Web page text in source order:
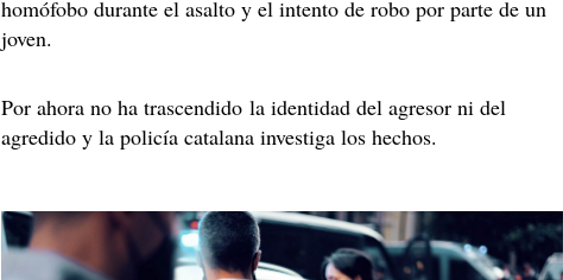
homófobo durante el asalto y el intento de robo por parte de un
joven.
Por ahora no ha trascendido la identidad del agresor ni del
agredido y la policía catalana investiga los hechos.